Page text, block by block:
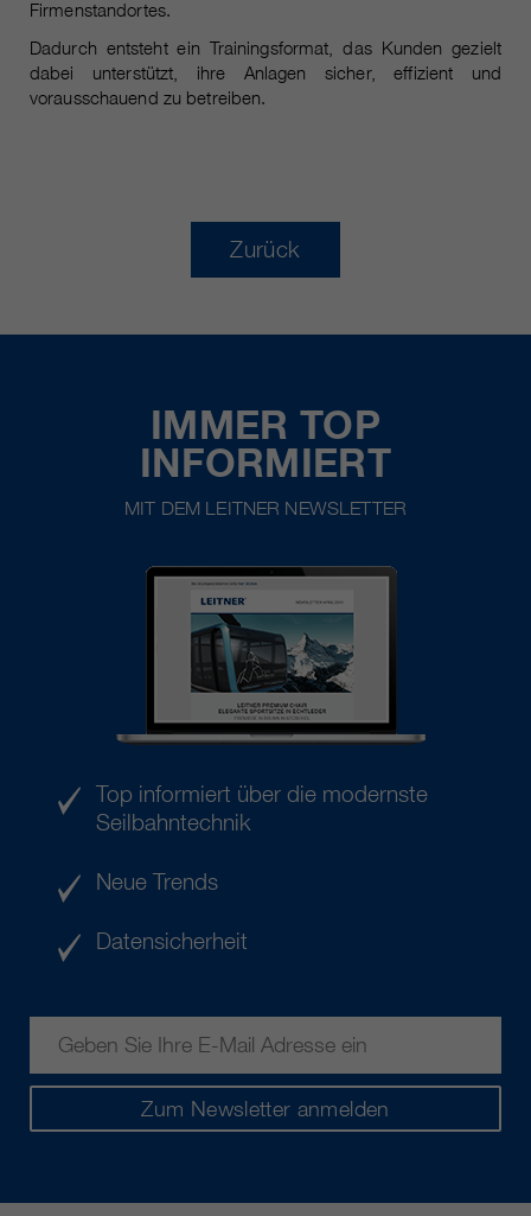
Firmenstandortes.
Dadurch entsteht ein Trainingsformat, das Kunden gezielt
dabei unterstützt, ihre Anlagen sicher, effizient und
vorausschauend zu betreiben.
Zurück
IMMER TOP
INFORMIERT
MIT DEM LEITNER NEWSLETTER
Zum Newsletter anmelden
Top informiert über die modernste
Seilbahntechnik
Neue Trends
Datensicherheit